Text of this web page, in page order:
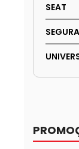
SEAT